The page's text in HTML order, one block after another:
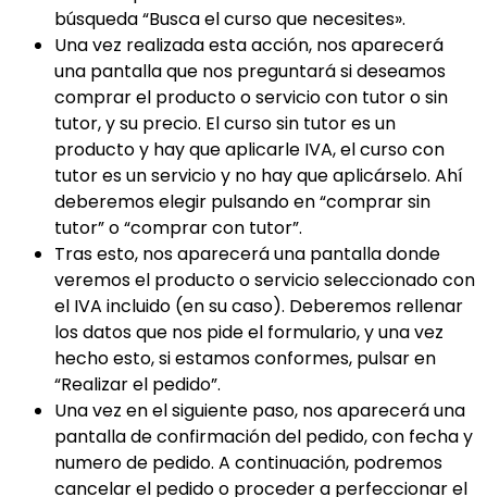
búsqueda “Busca el curso que necesites».
Una vez realizada esta acción, nos aparecerá
una pantalla que nos preguntará si deseamos
comprar el producto o servicio con tutor o sin
tutor, y su precio. El curso sin tutor es un
producto y hay que aplicarle IVA, el curso con
tutor es un servicio y no hay que aplicárselo. Ahí
deberemos elegir pulsando en “comprar sin
tutor” o “comprar con tutor”.
Tras esto, nos aparecerá una pantalla donde
veremos el producto o servicio seleccionado con
el IVA incluido (en su caso). Deberemos rellenar
los datos que nos pide el formulario, y una vez
hecho esto, si estamos conformes, pulsar en
“Realizar el pedido”.
Una vez en el siguiente paso, nos aparecerá una
pantalla de confirmación del pedido, con fecha y
numero de pedido. A continuación, podremos
cancelar el pedido o proceder a perfeccionar el